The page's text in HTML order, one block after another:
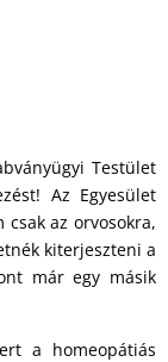
Testület
Az Egyesület
az orvosokra,
kiterjeszteni a
már egy másik
a homeopátiás